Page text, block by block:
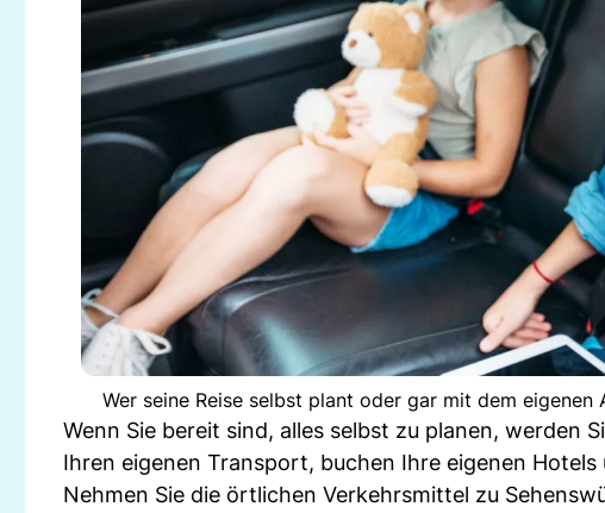
Wer seine Reise selbst plant oder gar mit dem
Wenn Sie bereit sind, alles selbst zu planen, werden
Ihren eigenen Transport, buchen Ihre eigenen
Nehmen Sie die örtlichen Verkehrsmittel zu